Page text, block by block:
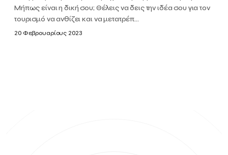
Μήπως είναι η δική σου; Θέλεις να δεις την ιδέα σου για τον
τουρισμό να ανθίζει και να μετατρέπ...
20 Φεβρουαρίους 2023